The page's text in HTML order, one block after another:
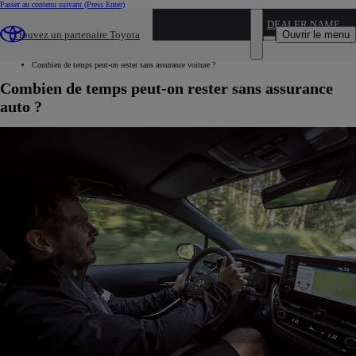
Passer au contenu suivant (Press Enter)
Trouvez un partenaire Toyota
DEALER NAME
Ouvrir le menu
Combien de temps peut-on rester sans assurance voiture ?
Combien de temps peut-on rester sans assurance
auto ?